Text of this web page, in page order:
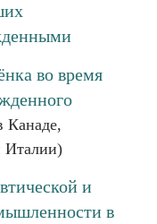
во время
Канаде,
Италии)
и
в